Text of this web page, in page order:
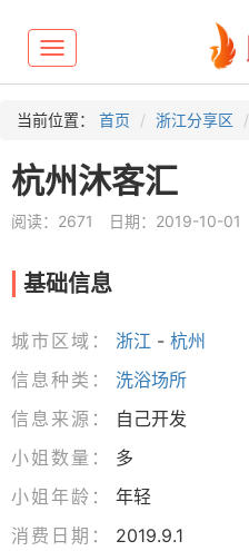
Toggle
navigation
当前位置： 首页 浙江分享区
杭州沐客汇
阅读：2671 日期：2019-10-01
基础信息
城市区域： 浙江 - 杭州
信息种类：
洗浴场所
信息来源：
自己开发
小姐数量：
多
小姐年龄：
年轻
消费日期：
2019.9.1